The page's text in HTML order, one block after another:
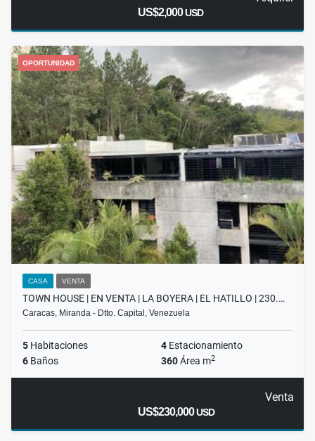
US$2,000USD
OPORTUNIDAD
CASA VENTA
TOWN HOUSE | EN VENTA | LA BOYERA | EL HATILLO | 230.…
Caracas, Miranda - Dtto. Capital, Venezuela
5 Habitaciones 4 Estacionamiento
6 Baños 360Área m2
Venta
US$230,000USD